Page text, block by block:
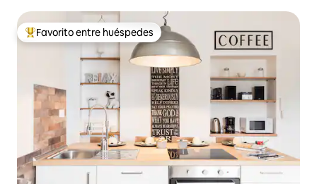
Favorito entre los huéspedes más destacados
Favorito entre huéspedes